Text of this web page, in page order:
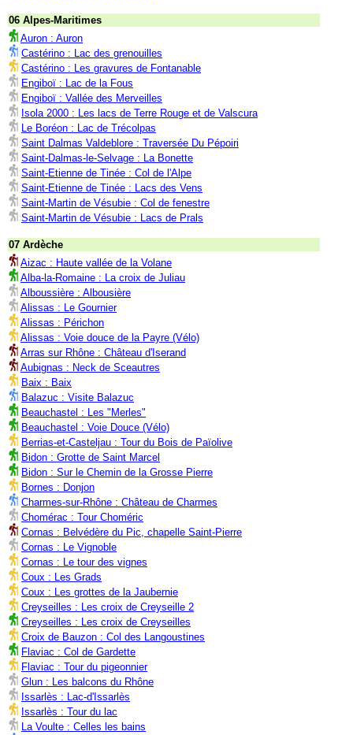
06 Alpes-Maritimes
Auron : Auron
Castérino : Lac des grenouilles
Castérino : Les gravures de Fontanable
Engiboï : Lac de la Fous
Engiboï : Vallée des Merveilles
Isola 2000 : Les lacs de Terre Rouge et de Valscura
Le Boréon : Lac de Trécolpas
Saint Dalmas Valdeblore : Traversée Du Pépoiri
Saint-Dalmas-le-Selvage : La Bonette
Saint-Etienne de Tinée : Col de l'Alpe
Saint-Etienne de Tinée : Lacs des Vens
Saint-Martin de Vésubie : Col de fenestre
Saint-Martin de Vésubie : Lacs de Prals
07 Ardèche
Aizac : Haute vallée de la Volane
Alba-la-Romaine : La croix de Juliau
Alboussière : Albousière
Alissas : Le Gournier
Alissas : Périchon
Alissas : Voie douce de la Payre (Vélo)
Arras sur Rhône : Château d'Iserand
Aubignas : Neck de Sceautres
Baix : Baix
Balazuc : Visite Balazuc
Beauchastel : Les "Merles"
Beauchastel : Voie Douce (Vélo)
Berrias-et-Casteljau : Tour du Bois de Païolive
Bidon : Grotte de Saint Marcel
Bidon : Sur le Chemin de la Grosse Pierre
Bornes : Donjon
Charmes-sur-Rhône : Château de Charmes
Chomérac : Tour Choméric
Cornas : Belvédère du Pic, chapelle Saint-Pierre
Cornas : Le Vignoble
Cornas : Le tour des vignes
Coux : Les Grads
Coux : Les grottes de la Jaubernie
Creyseilles : Les croix de Creyseille 2
Creyseilles : Les croix de Creyseilles
Croix de Bauzon : Col des Langoustines
Flaviac : Col de Gardette
Flaviac : Tour du pigeonnier
Glun : Les balcons du Rhône
Issarlès : Lac-d'Issarlès
Issarlès : Tour du lac
La Voulte : Celles les bains